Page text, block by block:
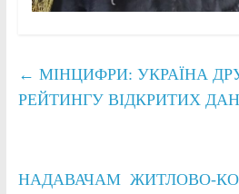
← МІНЦИФРИ: УКРАЇНА
РЕЙТИНГУ ВІДКРИТИХ
НАДАВАЧАМ ЖИТЛОВО-